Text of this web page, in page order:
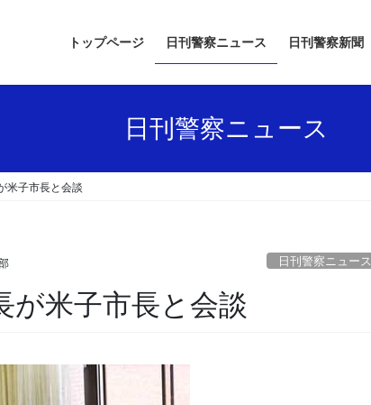
トップページ 日刊警察ニュース 日刊警察新聞
日刊警察ニュース
米子市長と会談
日刊警察ニュース
が米子市長と会談